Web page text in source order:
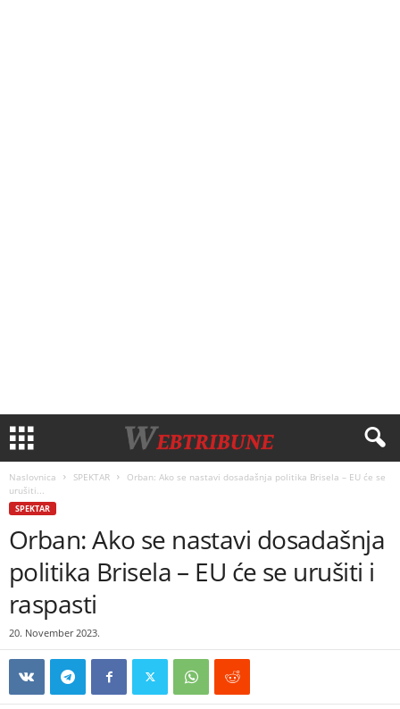
Naslovnica SPEKTAR
Orban: Ako se nastavi dosadašnja politika Brisela – EU će se
urušiti...
SPEKTAR
Orban: Ako se nastavi dosadašnja
politika Brisela – EU će se urušiti i
raspasti
20. November 2023.